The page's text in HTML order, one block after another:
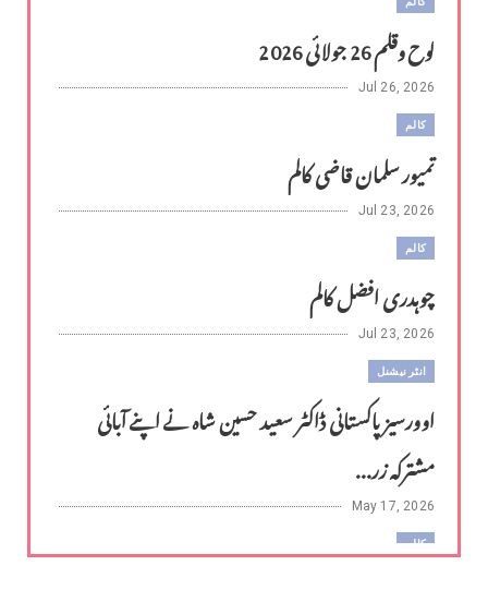
لوح وقلم 26 جولائی 2026
Jul 26, 2026
کالم
تمیور سلمان قاضی کالم
Jul 23, 2026
کالم
چوہدری افضل کالم
Jul 23, 2026
انٹر نیشنل
اوورسیز پاکستانی ڈاکٹر سعید حسین شاہ نے اپنے آبائی
مشترکہ زر...
May 17, 2026
کالم